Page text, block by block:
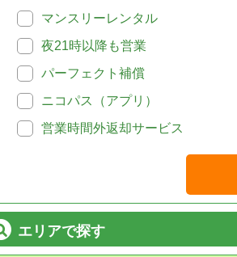
マンスリーレンタル
夜21時以降も営業
パーフェクト補償
ニコパス（アプリ）
営業時間外返却サービス
エリアで探す